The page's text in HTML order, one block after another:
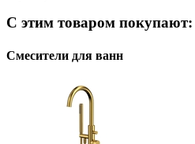
С этим товаром покупают:
Смесители для ванн